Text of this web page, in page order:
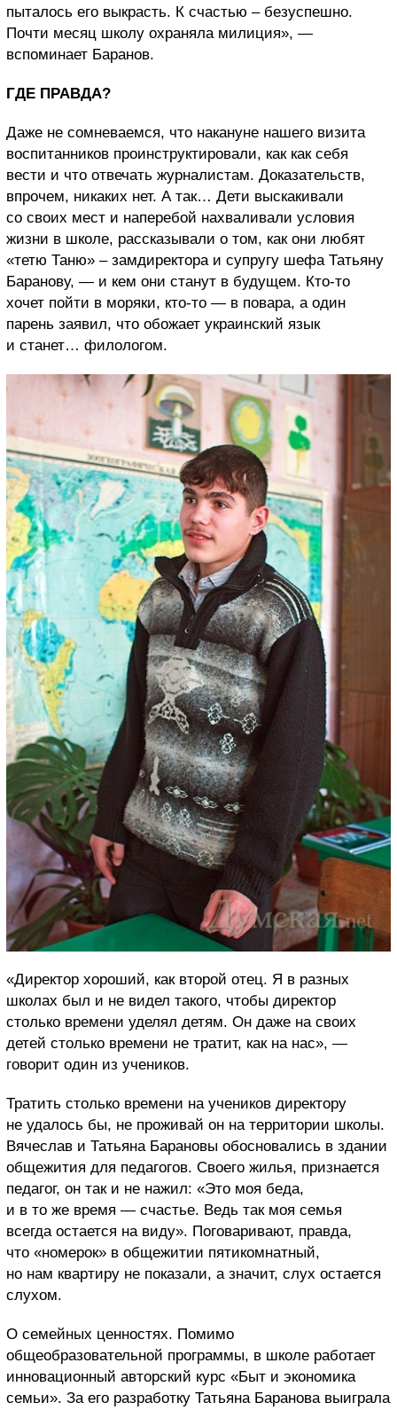
пыталось его выкрасть. К счастью – безуспешно.
Почти месяц школу охраняла милиция», —
вспоминает Баранов.
ГДЕ ПРАВДА?
Даже не сомневаемся, что накануне нашего визита
воспитанников проинструктировали, как как себя
вести и что отвечать журналистам. Доказательств,
впрочем, никаких нет. А так… Дети выскакивали
со своих мест и наперебой нахваливали условия
жизни в школе, рассказывали о том, как они любят
«тетю Таню» – замдиректора и супругу шефа Татьяну
Баранову, — и кем они станут в будущем. Кто-то
хочет пойти в моряки, кто-то — в повара, а один
парень заявил, что обожает украинский язык
и станет… филологом.
«Директор хороший, как второй отец. Я в разных
школах был и не видел такого, чтобы директор
столько времени уделял детям. Он даже на своих
детей столько времени не тратит, как на нас», —
говорит один из учеников.
Тратить столько времени на учеников директору
не удалось бы, не проживай он на территории школы.
Вячеслав и Татьяна Барановы обосновались в здании
общежития для педагогов. Своего жилья, признается
педагог, он так и не нажил: «Это моя беда,
и в то же время — счастье. Ведь так моя семья
всегда остается на виду». Поговаривают, правда,
что «номерок» в общежитии пятикомнатный,
но нам квартиру не показали, а значит, слух остается
слухом.
О семейных ценностях. Помимо
общеобразовательной программы, в школе работает
инновационный авторский курс «Быт и экономика
семьи». За его разработку Татьяна Баранова выиграла